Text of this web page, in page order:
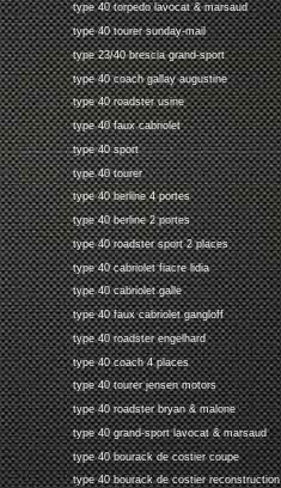
type 40 torpedo lavocat & marsaud
type 40 tourer sunday-mail
type 23/40 brescia grand-sport
type 40 coach gallay augustine
type 40 roadster usine
type 40 faux cabriolet
type 40 sport
type 40 tourer
type 40 berline 4 portes
type 40 berline 2 portes
type 40 roadster sport 2 places
type 40 cabriolet fiacre lidia
type 40 cabriolet galle
type 40 faux cabriolet gangloff
type 40 roadster engelhard
type 40 coach 4 places
type 40 tourer jensen motors
type 40 roadster bryan & malone
type 40 grand-sport lavocat & marsaud
type 40 bourack de costier coupe
type 40 bourack de costier reconstruction